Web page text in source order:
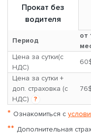
Прокат без
водителя
Период
от
Цена за сутки(с
НДС)
Цена за сутки +
доп. страховка (с
НДС)
?
* Ознакомиться с
** Дополнительная